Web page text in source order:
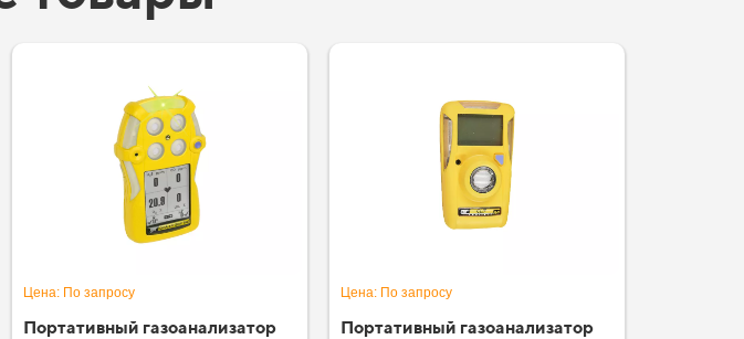
Цена: По запросу
Портативный газоанализатор
Цена: По запросу
Портативный газоанализатор